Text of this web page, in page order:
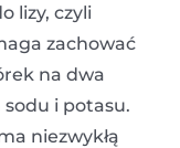
lizy, czyli
zachować
na dwa
sodu i potasu.
niezwykłą